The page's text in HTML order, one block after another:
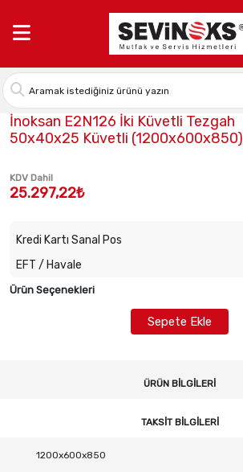
Stok Kodu:INO-E2N126
İnoksan E2N126 İki Küvetli Tezgah
50x40x25 Küvetli (1200x600x850)
KDV Dahil
25.297,22₺
Kredi Kartı Sanal Pos
EFT / Havale
Ürün Seçenekleri
Sepete Ekle
ÜRÜN BILGILERI
TAKSIT BILGILERI
1200x600x850